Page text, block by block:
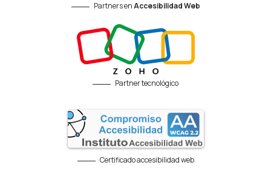
Partners enAccesibilidad Web
Partner tecnológico
Certificado accesibilidad web